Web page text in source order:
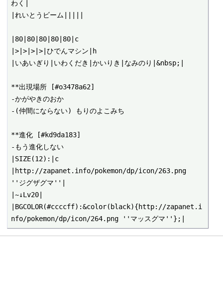
わく|
|れいとうビーム|||||
|80|80|80|80|80|c
|>|>|>|>|ひでんマシン|h
|いあいぎり|いわくだき|かいりき|なみのり|&nbsp;|
**出現場所 [#o3478a62]
-かがやきのおか
-(仲間にならない) もりのよこみち
**進化 [#kd9da183]
-もう進化しない
|SIZE(12):|c
|http://zapanet.info/pokemon/dp/icon/263.png
''ジグザグマ''|
|~↓Lv20|
|BGCOLOR(#ccccff):&color(black){http://zapanet.i